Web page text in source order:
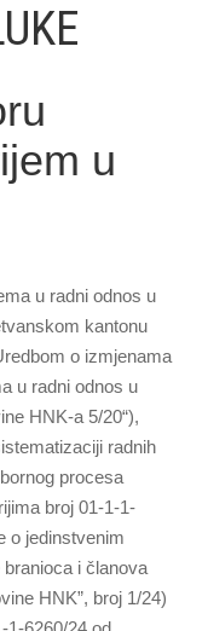
u
u radni odnos u
kantonu
o izmjenama
u radni odnos u
HNK-a 5/20“),
radnih
procesa
broj 01-1-1-
o jedinstvenim
i članova
HNK”, broj 1/24)